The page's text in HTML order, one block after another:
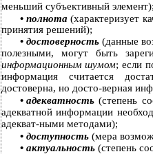
меньший субъективный элемент);
• полнота(характеризует
принятия решений);
• достоверность (данные
полезными, могут быть
информационным шумом; если
информация считается
достоверна, но досто-верная
• адекватность(степень
адекватной информации
адекват-ными методами);
• доступность (мера
• актуальность (степень